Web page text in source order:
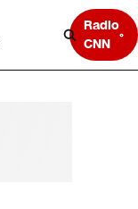
Radio
CNN